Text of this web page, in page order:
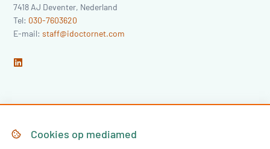
7418 AJ Deventer, Nederland
Tel: 030-7603620
E-mail:staff@idoctornet.com
HomeCookies op mediamed